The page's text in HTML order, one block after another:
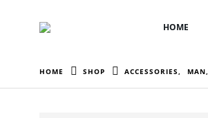
HOME
HOME SHOP ACCESSORIES, MAN,